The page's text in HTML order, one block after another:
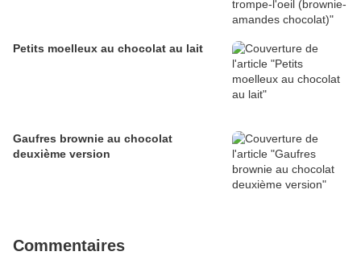
Petits moelleux au chocolat au lait
Gaufres brownie au chocolat
deuxième version
Commentaires